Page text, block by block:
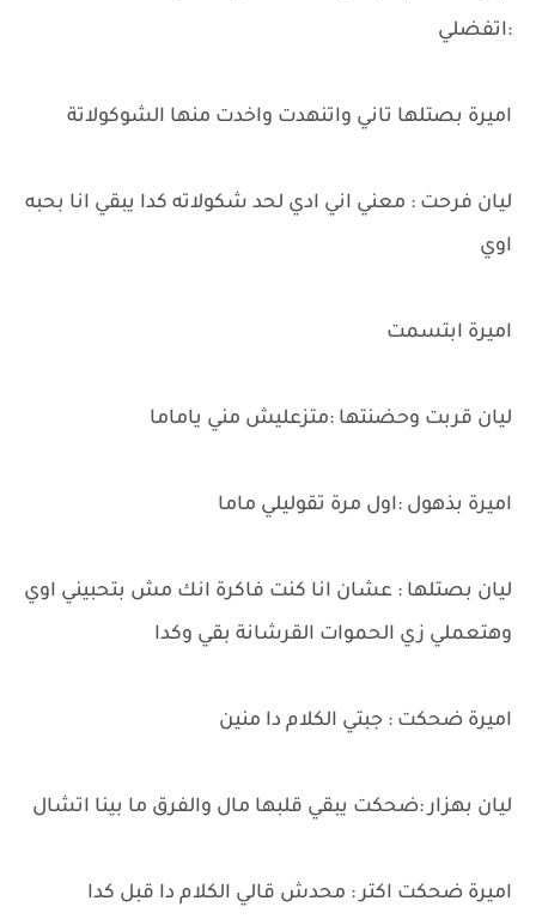
:اتفضلي
اميرة بصتلها تاني واتنهدت واخدت منها الشوكولاتة
ليان فرحت : معني اني ادي لحد شكولاته كدا يبقي انا بحبه
اوي
اميرة ابتسمت
ليان قربت وحضنتها :متزعليش مني ياماما
اميرة بذهول :اول مرة تقوليلي ماما
ليان بصتلها : عشان انا كنت فاكرة انك مش بتحبيني اوي
وهتعملي زي الحموات القرشانة بقي وكدا
اميرة ضحكت : جبتي الكلام دا منين
ليان بهزار :ضحكت يبقي قلبها مال والفرق ما بينا اتشال
اميرة ضحكت اكتر : محدش قالي الكلام دا قبل كدا